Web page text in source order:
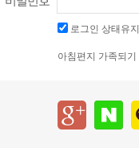
로그인 상태유지
아침편지 가족되기